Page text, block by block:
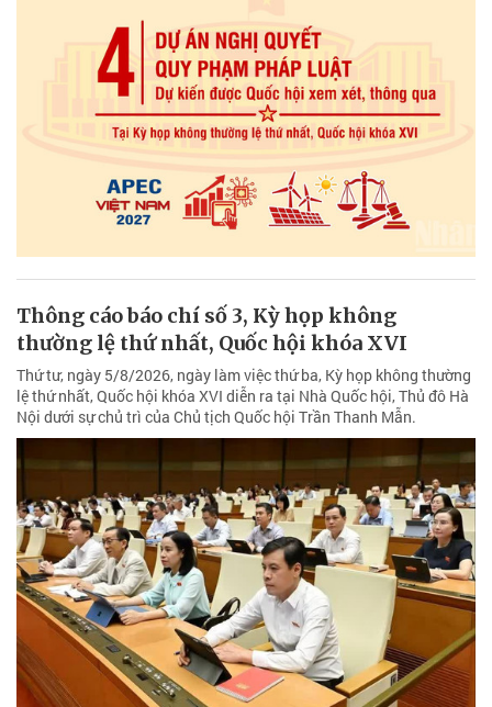
Thông cáo báo chí số 3, Kỳ họp không
thường lệ thứ nhất, Quốc hội khóa XVI
Thứ tư, ngày 5/8/2026, ngày làm việc thứ ba, Kỳ họp không thường
lệ thứ nhất, Quốc hội khóa XVI diễn ra tại Nhà Quốc hội, Thủ đô Hà
Nội dưới sự chủ trì của Chủ tịch Quốc hội Trần Thanh Mẫn.